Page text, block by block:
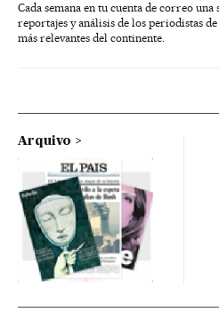
Cada semana en tu cuenta de correo
reportajes y análisis de los periodistas
más relevantes del continente.
Arquivo